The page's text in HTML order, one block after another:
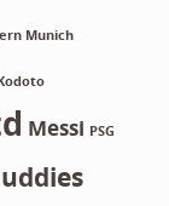
Munich
Messi PSG